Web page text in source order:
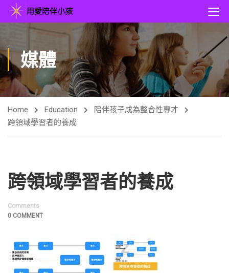
媒體
Home Education
陪伴孩子成為整合性專才
跨領域學習者的養成
跨領域學習者的養成
Comments
0 COMMENT